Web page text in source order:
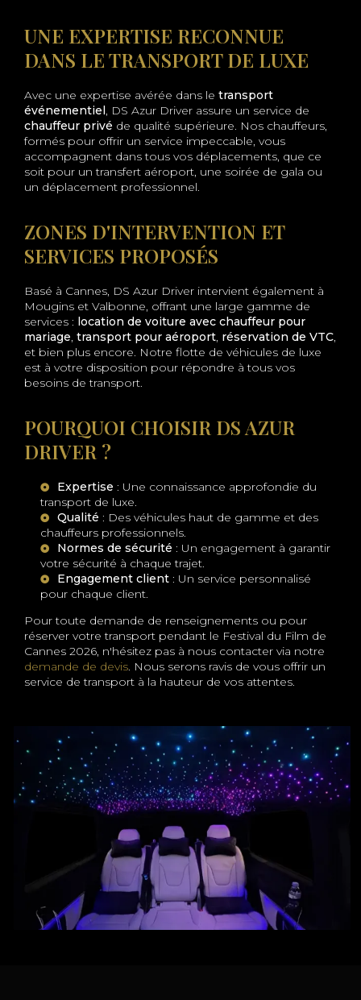
UNE EXPERTISE RECONNUE
DANS LE TRANSPORT DE LUXE
Avec une expertise avérée dans le transport
événementiel , DS Azur Driver assure un service de
chauffeur privé de qualité supérieure. Nos chauffeurs,
formés pour offrir un service impeccable, vous
accompagnent dans tous vos déplacements, que ce
soit pour un transfert aéroport, une soirée de gala ou
un déplacement professionnel.
ZONES D'INTERVENTION ET
SERVICES PROPOSÉS
Basé à Cannes, DS Azur Driver intervient également à
Mougins et Valbonne, offrant une large gamme de
services : location de voiture avec chauffeur pour
mariage, transport pour aéroport, réservation de VTC,
et bien plus encore. Notre flotte de véhicules de luxe
est à votre disposition pour répondre à tous vos
besoins de transport.
POURQUOI CHOISIR DS AZUR
DRIVER ?
Expertise : Une connaissance approfondie du
transport de luxe.
Qualité : Des véhicules haut de gamme et des
chauffeurs professionnels.
Normes de sécurité : Un engagement à garantir
votre sécurité à chaque trajet.
Engagement client : Un service personnalisé
pour chaque client.
Pour toute demande de renseignements ou pour
réserver votre transport pendant le Festival du Film de
Cannes 2026, n'hésitez pas à nous contacter via notre
demande de devis. Nous serons ravis de vous offrir un
service de transport à la hauteur de vos attentes.